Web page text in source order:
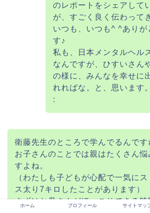
のレポートをシェアして
が、すごく良く伝わって
いつも、いつも^ ^ありが
す♪
私も、日本メンタルヘル
なんですが、ひすいさん
の様に、みんなを幸せに
れればな。と、思います。
:
衛藤先生のところで学んでるんです
お子さんのことでは親はたくさん悩
すよね。
（わたしも子どもが心配で一気にス
ス太り7キロしたことがあります）
まずはお母さんがほっこりできる時
ホーム プロフィール サイトマッ